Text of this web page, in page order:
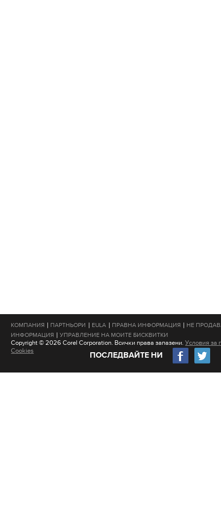
КОМПАНИЯ | ПАРТНЬОРИ | EULA | ПРАВНА ИНФОРМАЦИЯ | НЕ
ИНФОРМАЦИЯ | УПРАВЛЕНИЕ НА МОИТЕ БИСКВИТКИ
Copyright © 2026 Corel Corporation. Всички права запазени.Условия за
Cookies
ПОСЛЕДВАЙТЕ НИ